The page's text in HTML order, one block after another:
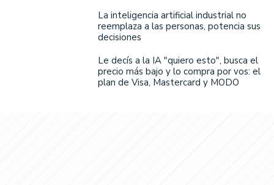
La inteligencia artificial industrial no
reemplaza a las personas, potencia sus
decisiones
Le decís a la IA "quiero esto", busca el
precio más bajo y lo compra por vos: el
plan de Visa, Mastercard y MODO